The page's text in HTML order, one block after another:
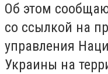
Об этом
со ссылкой на
управления
Украины на